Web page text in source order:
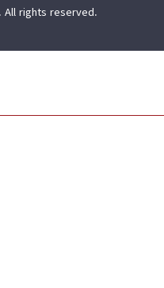
All rights reserved.